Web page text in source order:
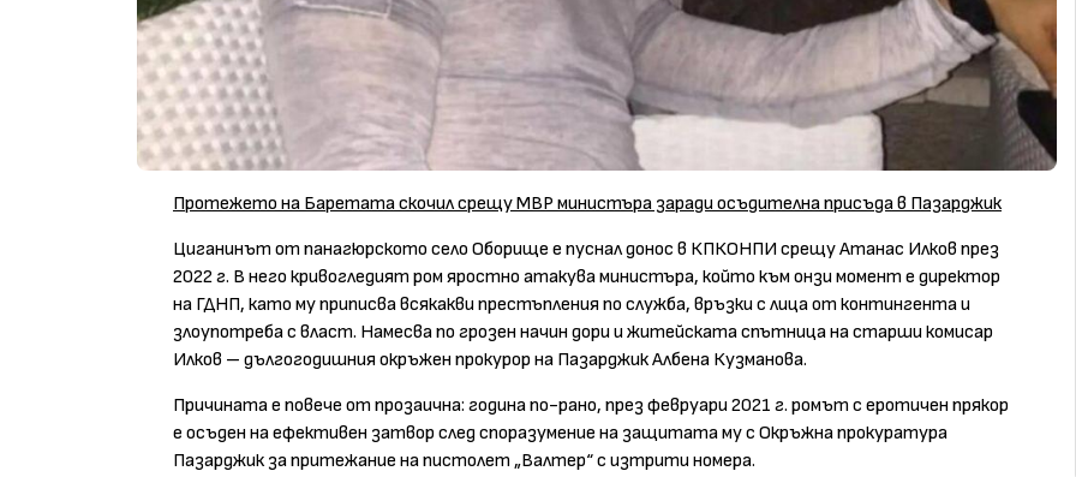
Протежето на Баретата скочил срещу МВР министъра заради осъдителна присъда в Пазарджик
Циганинът от панагюрското село Оборище е пуснал донос в КПКОНПИ срещу Атанас Илков през
2022 г. В него кривогледият ром яростно атакува министъра, който към онзи момент е директор
на ГДНП, като му приписва всякакви престъпления по служба, връзки с лица от контингента и
злоупотреба с власт. Намесва по грозен начин дори и житейската спътница на старши комисар
Илков – дългогодишния окръжен прокурор на Пазарджик Албена Кузманова.
Причината е повече от прозаична: година по-рано, през февруари 2021 г. ромът с еротичен прякор
е осъден на ефективен затвор след споразумение на защитата му с Окръжна прокуратура
Пазарджик за притежание на пистолет „Валтер“ с изтрити номера.